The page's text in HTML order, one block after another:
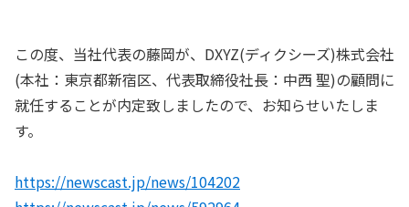
この度、当社代表の藤岡が、DXYZ(ディクシーズ)株式会社
(本社：東京都新宿区、代表取締役社長：中西 聖)の顧問に
就任することが内定致しましたので、お知らせいたしま
す。
https://newscast.jp/news/104202